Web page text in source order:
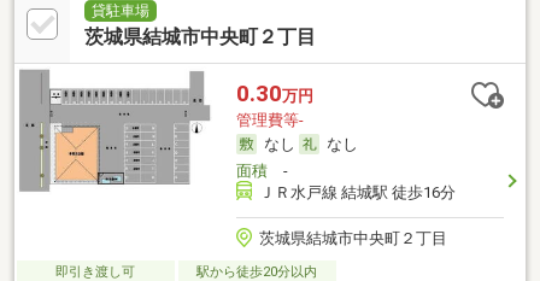
貸駐車場
茨城県結城市中央町２丁目
0.30万円
管理費等-
なし
なし
面積-
ＪＲ水戸線 結城駅 徒歩16分
茨城県結城市中央町２丁目
即引き渡し可 駅から徒歩20分以内